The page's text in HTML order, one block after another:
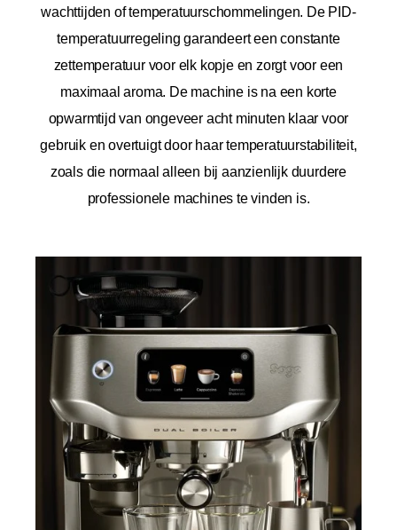
wachttijden of temperatuurschommelingen. De PID-
temperatuurregeling garandeert een constante
zettemperatuur voor elk kopje en zorgt voor een
maximaal aroma. De machine is na een korte
opwarmtijd van ongeveer acht minuten klaar voor
gebruik en overtuigt door haar temperatuurstabiliteit,
zoals die normaal alleen bij aanzienlijk duurdere
professionele machines te vinden is.